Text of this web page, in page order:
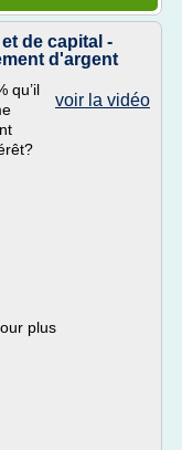
de capital -
d'argent
voir la vidéo
qu’il
plus